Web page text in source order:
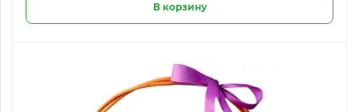
В корзину